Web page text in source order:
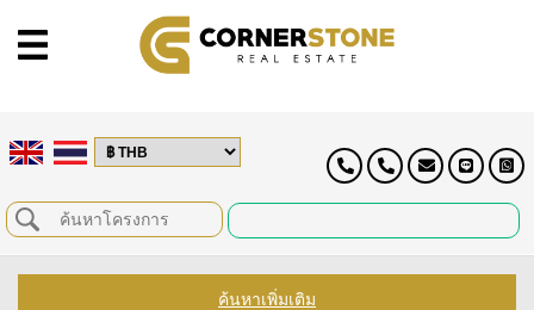
ค้นหาเพิ่มเติม